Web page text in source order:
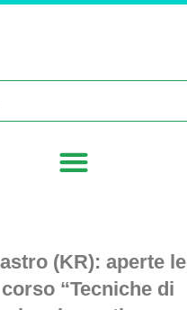
(KR): aperte le
“Tecniche di